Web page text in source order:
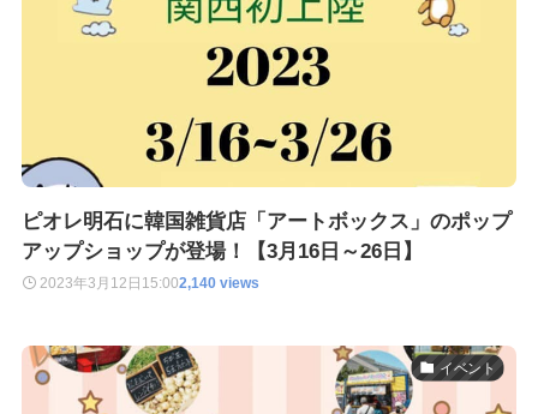
ピオレ明石に韓国雑貨店「アートボックス」のポップ
アップショップが登場！【3月16日～26日】
2023年3月12日 15:002,140 views
イベント